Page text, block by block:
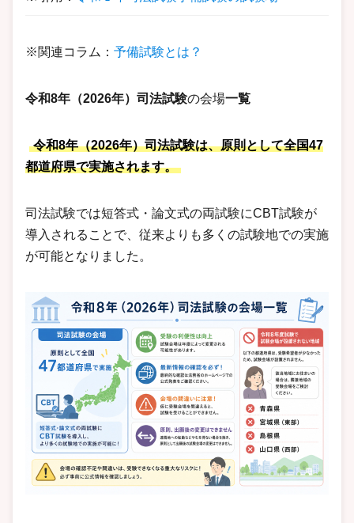
※関連コラム： 予備試験とは？
令和8年（2026年）司法試験の会場一覧
令和8年（2026年）司法試験は、原則として全国47
都道府県で実施されます。
司法試験では短答式・論文式の両試験にCBT試験が
導入されることで、従来よりも多くの試験地での実施
が可能となりました。